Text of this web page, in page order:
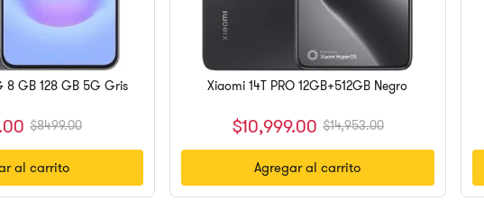
8 GB 128 GB 5G Gris
00 $8499.00
al carrito
Xiaomi 14T PRO 12GB+512GB Negro
$10,999.00 $14,953.00
Agregar al carrito